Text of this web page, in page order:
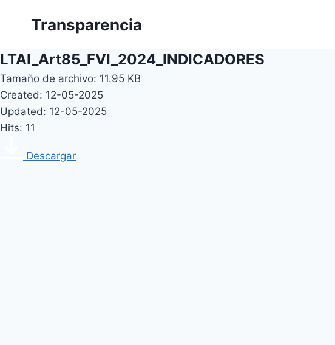
Transparencia
LTAI_Art85_FVI_2024_INDICADORES
Tamaño de archivo: 11.95 KB
Created: 12-05-2025
Updated: 12-05-2025
Hits: 11
Descargar